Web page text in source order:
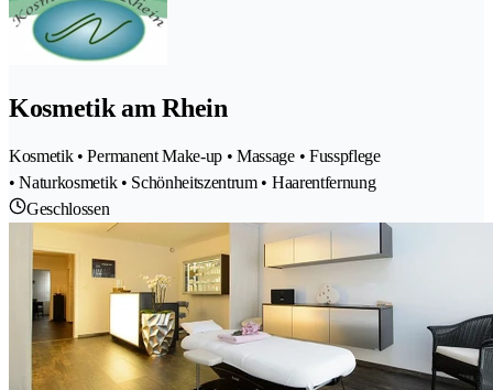
Kosmetik am Rhein
Kosmetik • Permanent Make-up • Massage • Fusspflege
• Naturkosmetik • Schönheitszentrum • Haarentfernung
Geschlossen